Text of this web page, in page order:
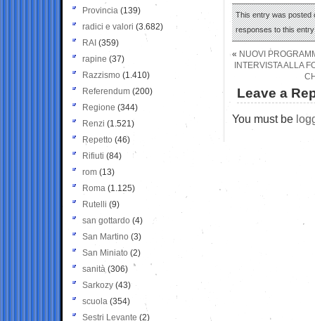
This entry was posted
responses to this
« NUOVI
INTERVISTA ALLA
Leave a
You must be
Provincia (139)
radici e valori (3.682)
RAI (359)
rapine (37)
Razzismo (1.410)
Referendum (200)
Regione (344)
Renzi (1.521)
Repetto (46)
Rifiuti (84)
rom (13)
Roma (1.125)
Rutelli (9)
san gottardo (4)
San Martino (3)
San Miniato (2)
sanità (306)
Sarkozy (43)
scuola (354)
Sestri Levante (2)